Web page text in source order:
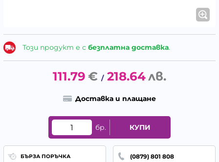
Този продукт е с безплатна доставка.
111.79 € / 218.64лв.
Доставка и плащане
бр. КУПИ
БЪРЗА ПОРЪЧКА (0879) 801 808